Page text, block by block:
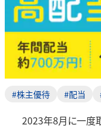
#株主優待 #配当
2023年8月に一度